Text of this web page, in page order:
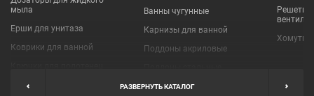
мыла
Ерши для унитаза
Коврики для ванной
Мыльницы
Ванны чугунные
Карнизы для ванной
Поддоны акриловые
Пробки для ванн
Решетки
Хомуты
РАЗВЕРНУТЬ КАТАЛОГ